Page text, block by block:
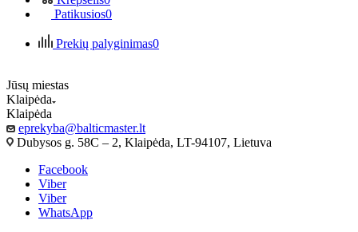
Patikusios0
Prekių palyginimas0
Jūsų miestas
Klaipėda
Klaipėda
eprekyba@balticmaster.lt
Dubysos g. 58C – 2, Klaipėda, LT-94107, Lietuva
Facebook
Viber
Viber
WhatsApp